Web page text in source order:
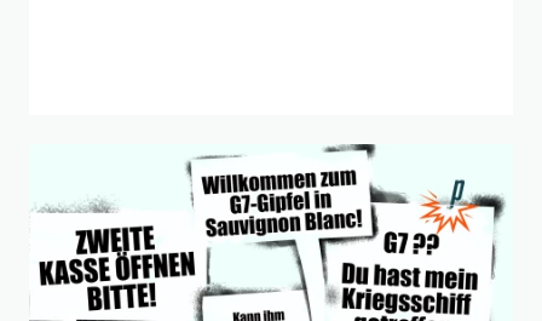
Frage der Woche: wer sagt was an diesem Empfang?